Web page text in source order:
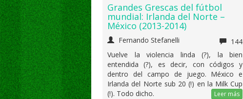
Grandes Grescas del fútbol
mundial: Irlanda del Norte –
México (2013-2014)
Fernando Stefanelli
144
Vuelve la violencia linda (?), la bien
entendida (?), es decir, con códigos y
dentro del campo de juego. México e
Irlanda del Norte sub 20 (!) en la Milk Cup
(!). Todo dicho.
Leer más